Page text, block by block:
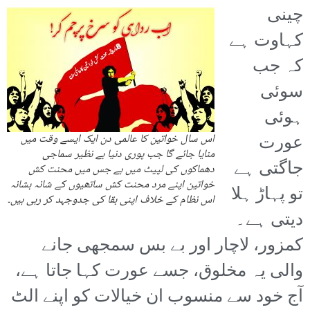
اس سال خواتین کا عالمی دن ایک ایسے وقت میں
منایا جائے گا جب پوری دنیا بے نظیر سماجی
دھماکوں کی لپیٹ میں ہے جس میں محنت کش
خواتین اپنے مرد محنت کش ساتھیوں کے شانہ بشانہ
اس نظام کے خلاف اپنی بقا کی جدوجہد کر رہی ہیں۔
چینی
کہاوت ہے
کہ جب
سوئی
ہوئی
عورت
جاگتی ہے
تو پہاڑ ہلا
دیتی ہے۔
کمزور، لاچار اور بے بس سمجھی جانے
والی یہ مخلوق، جسے عورت کہا جاتا ہے،
آج خود سے منسوب ان خیالات کو اپنے الٹ